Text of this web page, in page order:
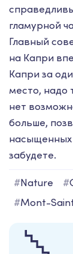
гламурной
Главный
на Капри
Капри за
место, надо
нет
больше,
насыщенных
забудете.
#Nature #
#Mont-